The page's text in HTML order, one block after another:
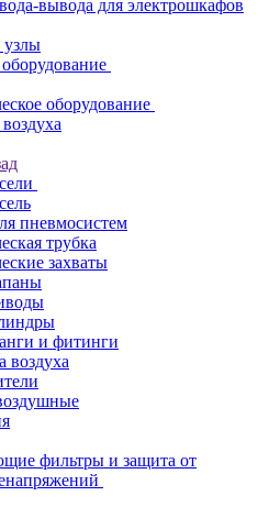
вывода для электрошкафов
узлы
оборудование
пневмосистем
трубка
захваты
и фитинги
воздуха
фильтры и защита от